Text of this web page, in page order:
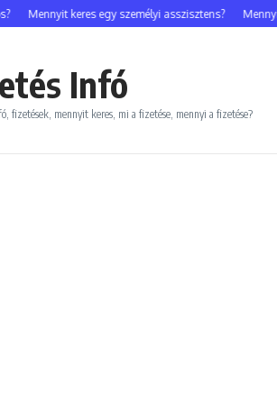
Mennyit keres egy személyi asszisztens?
Infó
fizetések, mennyit keres, mi a fizetése, mennyi a fizetése?